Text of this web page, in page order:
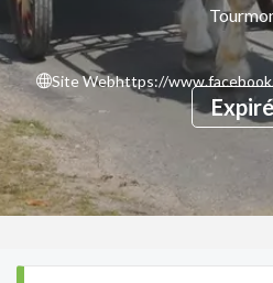
Site Webhttps://